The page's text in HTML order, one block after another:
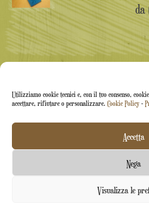
Utilizziamo cookie tecnici e, con il tuo consenso,
accettare, rifiutare o personalizzare. Cookie Policy -
Accetta
Nega
Visualizza le
Valutato5
su 5
da
Arti&Inventive ® 2005-
Azienda iscritta all'albo
426037